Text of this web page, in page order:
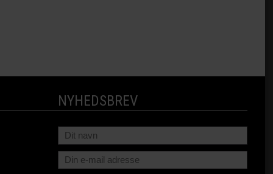
NYHEDSBREV